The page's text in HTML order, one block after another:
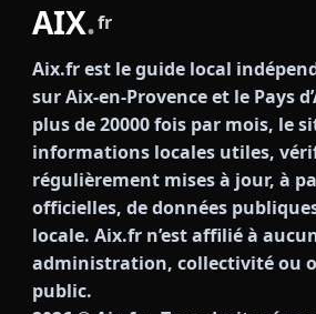
AIX.fr
Aix.fr est le guide local
sur Aix-en-Provence et le Pays
plus de 20000 fois par mois, le
informations locales utiles,
régulièrement mises à jour, à
officielles, de données
locale. Aix.fr n’est affilié à
administration, collectivité ou
public.